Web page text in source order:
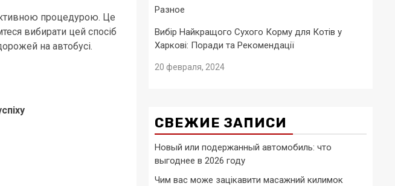
процедурою. Це
вибирати цей спосіб
на автобусі.
Разное
Вибір Найкращого Сухого Корму для Котів у
Харкові: Поради та Рекомендації
20 февраля, 2024
СВЕЖИЕ ЗАПИСИ
Новый или подержанный автомобиль: что
выгоднее в 2026 году
Чим вас може зацікавити масажний килимок